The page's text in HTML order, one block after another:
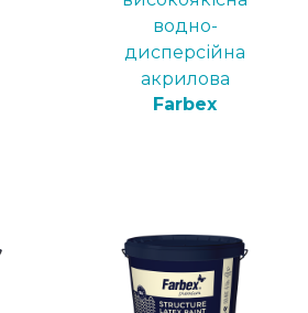
водно-
дисперсійна
акрилова
Farbex